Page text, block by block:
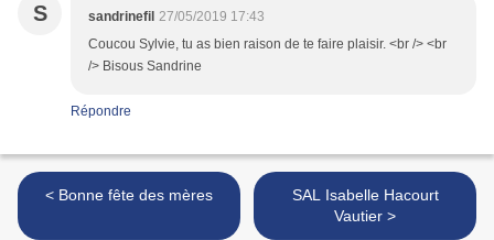
S sandrinefil 27/05/2019 17:43
Coucou Sylvie, tu as bien raison de te faire plaisir. <br /> <br
/> Bisous Sandrine
Répondre
< Bonne fête des mères
SAL Isabelle Hacourt
Vautier >